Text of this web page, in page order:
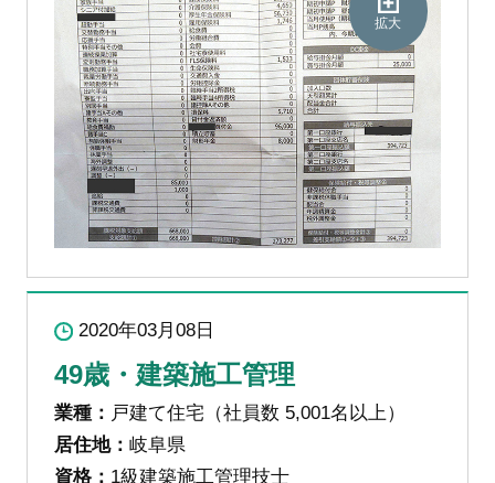
拡大
2020年03月08日
49歳・建築施工管理
業種： 戸建て住宅（社員数 5,001名以上）
居住地： 岐阜県
資格： 1級建築施工管理技士